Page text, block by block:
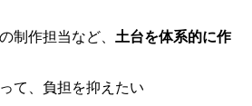
制作担当など、 土台を体系的に作
て、負担を抑えたい